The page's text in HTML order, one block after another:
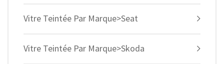
Vitre Teintée Par Marque>Seat
Vitre Teintée Par Marque>Skoda